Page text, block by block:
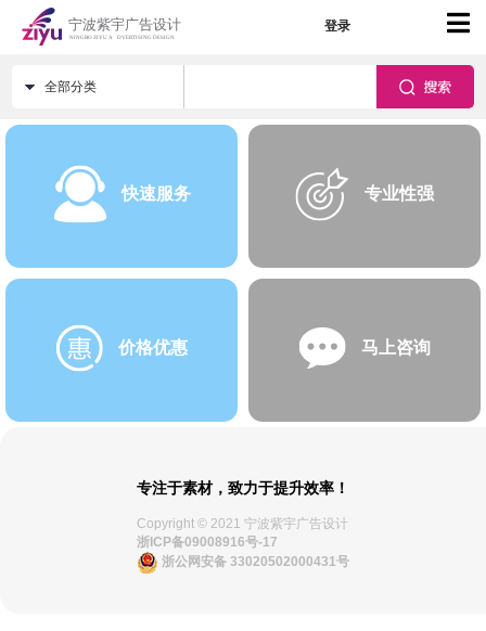
登录
全部分类
快速服务 专业性强
价格优惠 马上咨询
专注于素材，致力于提升效率！
Copyright © 2021 宁波紫宇广告设计
浙ICP备09008916号-17
浙公网安备 33020502000431号